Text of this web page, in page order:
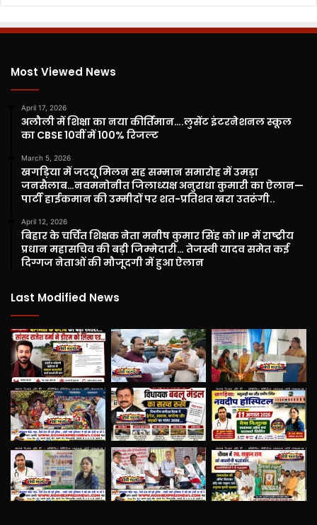
Most Viewed News
April 17, 2026
अलौली में शिक्षा का नया कीर्तिमान….लुसेंट इंटरनेशनल स्कूल
का CBSE 10वीं में 100% रिजल्ट
March 5, 2026
खगड़िया में जदयू मिलन सह सम्मान समारोह में उमड़ा
जनसैलाब…नवमनोनीत जिलाध्यक्ष अनुराधा कुमारी का ऐलान—
पार्टी हाईकमान की उम्मीदों पर शत-प्रतिशत खरा उतरूंगी..
April 12, 2026
बिहार के चर्चित शिक्षक नेता मनीष कुमार सिंह को IIP में राष्ट्रीय
प्रधान महासचिव की बड़ी जिम्मेदारी… तेजस्वी यादव समेत कई
दिग्गज नेताओं की मौजूदगी में हुआ ऐलान
Last Modified News